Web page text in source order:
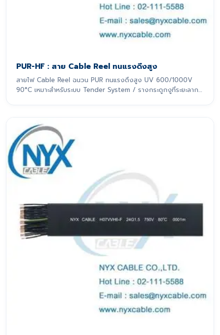
PUR-HF : สาย Cable Reel ทนแรงดึงสูง
สายไฟ Cable Reel ฉนวน PUR ทนแรงดึงสูง UV 600/1000V
90°C เหมาะสำหรับระบบ Tender System / รางกระดูกงูที่ระยะลาก